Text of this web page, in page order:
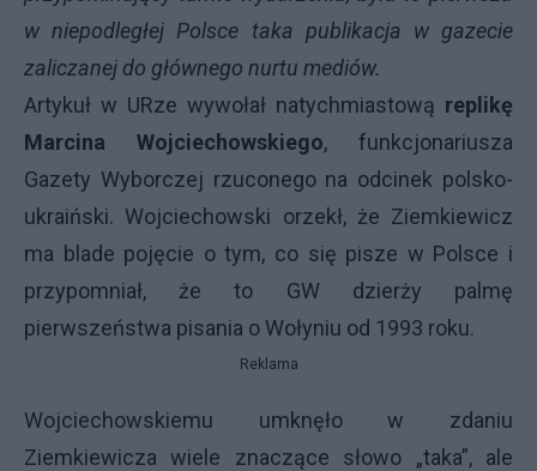
w niepodległej Polsce taka publikacja w gazecie
zaliczanej do głównego nurtu mediów.
Artykuł w URze wywołał natychmiastową replikę
Marcina Wojciechowskiego, funkcjonariusza
Gazety Wyborczej rzuconego na odcinek polsko-
ukraiński. Wojciechowski orzekł, że Ziemkiewicz
ma blade pojęcie o tym, co się pisze w Polsce i
przypomniał, że to GW dzierży palmę
pierwszeństwa pisania o Wołyniu od 1993 roku.
Reklama
Wojciechowskiemu umknęło w zdaniu
Ziemkiewicza wiele znaczące słowo „taka”, ale